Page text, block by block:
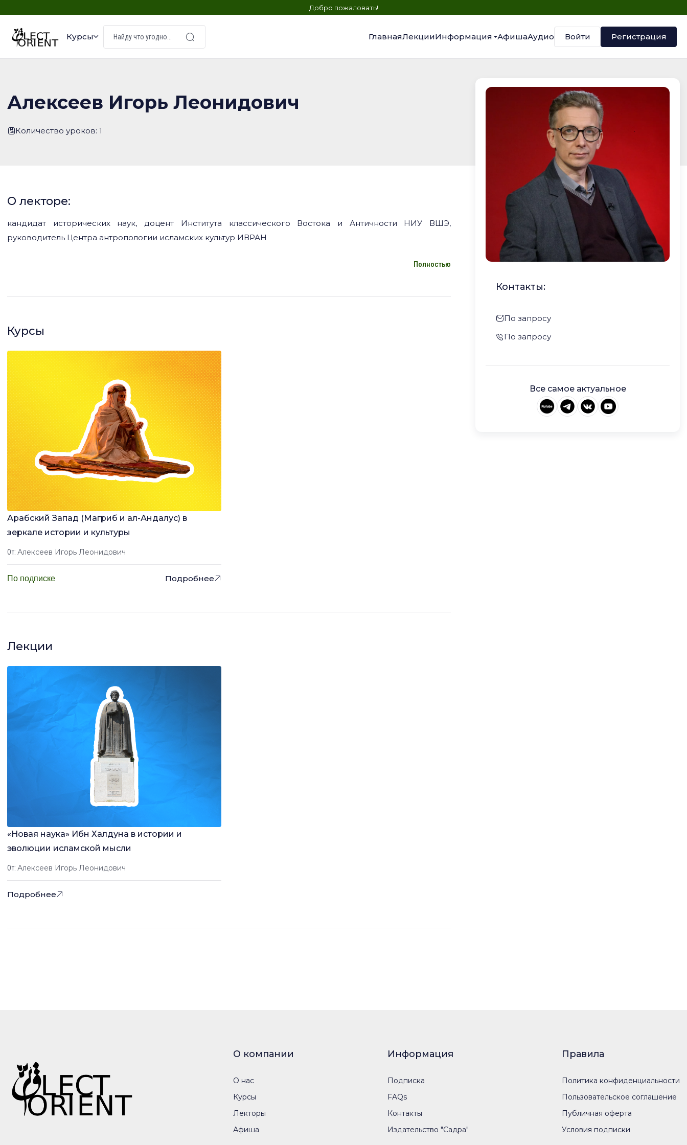
Добро пожаловать!
Курсы ГлавнаяЛекцииИнформация АфишаАудио Войти Регистрация
Алексеев Игорь Леонидович
Количество уроков: 1
О лекторе:
Полностью
кандидат исторических наук, доцент Института классического Востока и Античности НИУ ВШЭ,
руководитель Центра антропологии исламских культур ИВРАН
Курсы
Арабский Запад (Магриб и ал-Андалус) в
зеркале истории и культуры
От: Алексеев Игорь Леонидович
По подписке Подробнее
Лекции
«Новая наука» Ибн Халдуна в истории и
эволюции исламской мысли
От: Алексеев Игорь Леонидович
Подробнее
Контакты:
По запросу
По запросу
Все самое актуальное
О компании
О нас
Курсы
Лекторы
Афиша
Информация
Подписка
FAQs
Контакты
Издательство "Садра"
Правила
Политика конфиденциальности
Пользовательское соглашение
Публичная оферта
Условия подписки